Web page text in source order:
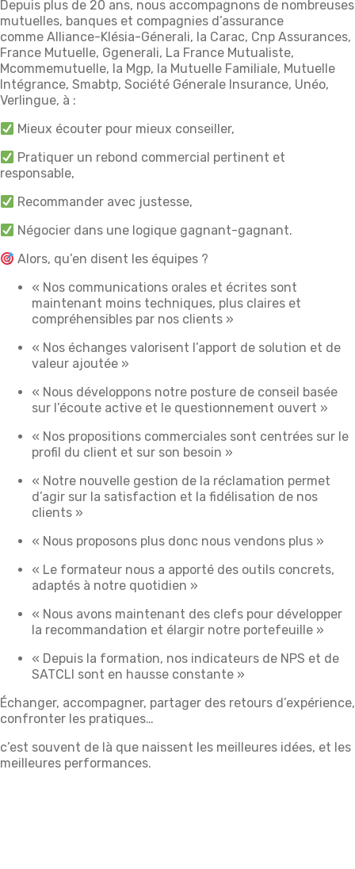
Depuis plus de 20 ans, nous accompagnons de nombreuses
mutuelles, banques et compagnies d’assurance
comme Alliance-Klésia-Génerali, la Carac, Cnp Assurances,
France Mutuelle, Ggenerali, La France Mutualiste,
Mcommemutuelle, la Mgp, la Mutuelle Familiale, Mutuelle
Intégrance, Smabtp, Société Génerale Insurance, Unéo,
Verlingue, à :
Mieux écouter pour mieux conseiller,
Pratiquer un rebond commercial pertinent et
responsable,
Recommander avec justesse,
Négocier dans une logique gagnant-gagnant.
Alors, qu’en disent les équipes ?
« Nos communications orales et écrites sont
maintenant moins techniques, plus claires et
compréhensibles par nos clients »
« Nos échanges valorisent l’apport de solution et de
valeur ajoutée »
« Nous développons notre posture de conseil basée
sur l’écoute active et le questionnement ouvert »
« Nos propositions commerciales sont centrées sur le
profil du client et sur son besoin »
« Notre nouvelle gestion de la réclamation permet
d’agir sur la satisfaction et la fidélisation de nos
clients »
« Nous proposons plus donc nous vendons plus »
« Le formateur nous a apporté des outils concrets,
adaptés à notre quotidien »
« Nous avons maintenant des clefs pour développer
la recommandation et élargir notre portefeuille »
« Depuis la formation, nos indicateurs de NPS et de
SATCLI sont en hausse constante »
Échanger, accompagner, partager des retours d’expérience,
confronter les pratiques…
c’est souvent de là que naissent les meilleures idées, et les
meilleures performances.